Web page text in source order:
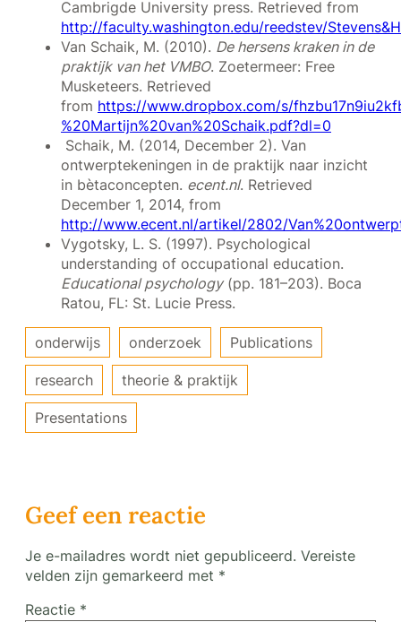
Cambrigde University press. Retrieved from
http://faculty.washington.edu/reedstev/
Van Schaik, M. (2010). De hersens kraken in de
praktijk van het VMBO. Zoetermeer: Free
Musketeers. Retrieved
from https://www.dropbox.com/s/
%20Martijn%20van%20Schaik.pdf?dl=0
Schaik, M. (2014, December 2). Van
ontwerptekeningen in de praktijk naar inzicht
in bètaconcepten. ecent.nl. Retrieved
December 1, 2014, from
http://www.ecent.nl/artikel/2802/
Vygotsky, L. S. (1997). Psychological
understanding of occupational education.
Educational psychology(pp. 181–203). Boca
Ratou, FL: St. Lucie Press.
onderwijs onderzoek Publications
research theorie & praktijk
Presentations
Geef een reactie
Je e-mailadres wordt niet gepubliceerd. Vereiste
velden zijn gemarkeerd met *
Reactie *